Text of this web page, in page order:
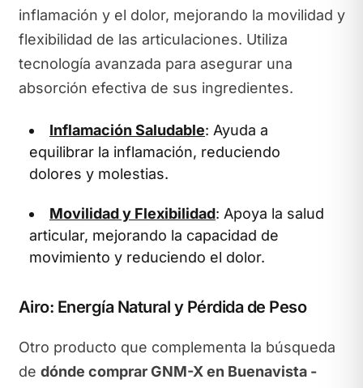
inflamación y el dolor, mejorando la movilidad y
flexibilidad de las articulaciones. Utiliza
tecnología avanzada para asegurar una
absorción efectiva de sus ingredientes.
Inflamación Saludable: Ayuda a
equilibrar la inflamación, reduciendo
dolores y molestias.
Movilidad y Flexibilidad: Apoya la salud
articular, mejorando la capacidad de
movimiento y reduciendo el dolor.
Airo: Energía Natural y Pérdida de Peso
Otro producto que complementa la búsqueda
de dónde comprar GNM-X en Buenavista -